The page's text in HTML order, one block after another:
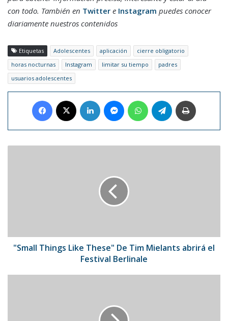
con todo. También en Twitter e Instagram puedes conocer
diariamente nuestros contenidos
Etiquetas Adolescentes aplicación
cierre obligatorio
horas nocturnas
Instagram limitar su tiempo
padres
usuarios adolescentes
Facebook LinkedIn MessengerWhatsAppTelegram
el
Festival
"Small Things Like These" De Tim Mielants abrirá el
Festival Berlinale